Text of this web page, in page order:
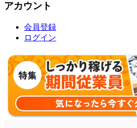
アカウント
会員登録
ログイン